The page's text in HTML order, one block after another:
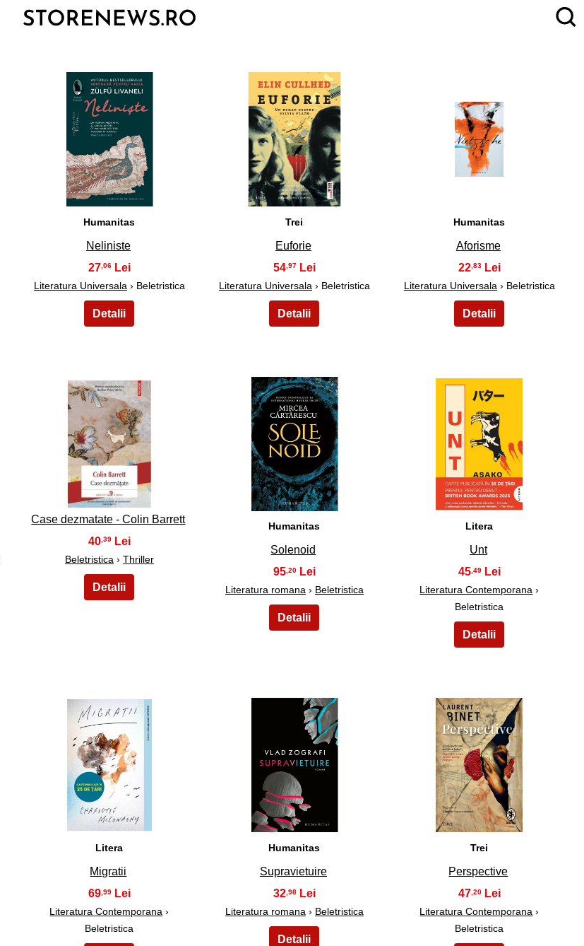
3
Humanitas
Neliniste
27,06
Literatura Universala › Beletristica
4
Trei
Euforie
54,97
Literatura Universala › Beletristica
5
Humanitas
Aforisme
22,83
Literatura Universala › Beletristica
8
Case dezmatate - Colin Barrett
40,39
Beletristica › Thriller
9
Humanitas
Solenoid
95,20
Literatura romana › Beletristica
10
Litera
Unt
45,49
Literatura Contemporana ›
Beletristica
13
Litera
Migratii
69,99
Literatura Contemporana ›
Beletristica
14
Humanitas
Supravietuire
32 ,98
Literatura romana › Beletristica
15
Trei
Perspective
47,20
Literatura Contemporana ›
Beletristica